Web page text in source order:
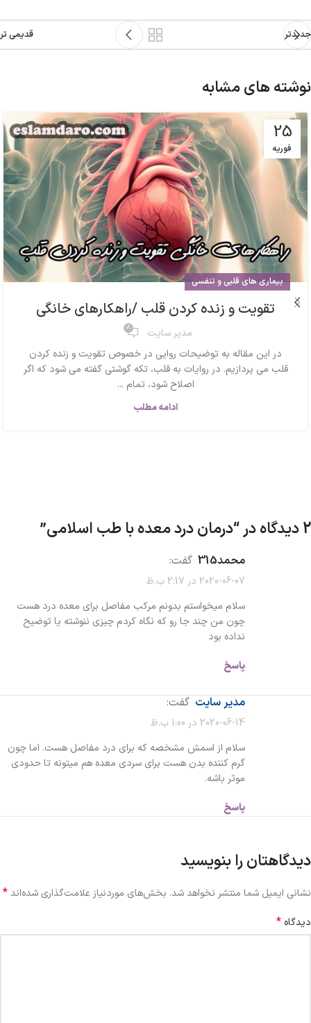
جدیدتر قدیمی تر
نوشته های مشابه
25
فوریه
بیماری های قلبی و تنفسی
تقویت و زنده کردن قلب /راهکارهای خانگی
مدیر سایت 8
در این مقاله به توضیحات روایی در خصوص تقویت و زنده کردن
قلب می پردازیم. در روایات به قلب، تکه گوشتی گفته می شود که اگر
اصلاح شود، تمام ...
ادامه مطلب
2 دیدگاه در “ درمان درد معده با طب اسلامی”
محمد315 گفت:
2020-06-07 در 2:17 ب.ظ
سلام میخواستم بدونم مرکب مفاصل برای معده درد هست
چون من چند جا رو که نگاه کردم چیزی ننوشته یا توضیح
نداده بود
پاسخ
مدیر سایت گفت:
2020-06-14 در 1:00 ب.ظ
سلام از اسمش مشخصه که برای درد مفاصل هست. اما چون
گرم کننده بدن هست برای سردی معده هم میتونه تا حدودی
موثر باشه.
پاسخ
دیدگاهتان را بنویسید
نشانی ایمیل شما منتشر نخواهد شد. بخش‌های موردنیاز علامت‌گذاری شده‌اند*
دیدگاه *